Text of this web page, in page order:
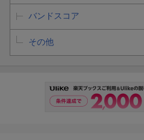
バンドスコア
その他